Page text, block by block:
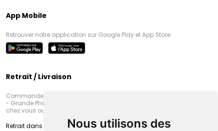
Nous utilisons des
App Mobile
Retrouver notre application sur Google Play et App Store
Retrait / Livraison
Commandez en ligne et venez chercher votre commande à Amiens
- Grande Pharmacie d’Amiens (Fachon) ou recevez-là rapidement
chez vous ou en point retrait
Retrait dans la pharmacie d’Amiens